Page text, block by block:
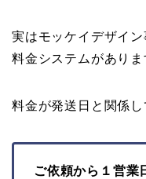
実はモッケイデザイ
料金システムがありま
料金が発送日と関係し
ご依頼から１営